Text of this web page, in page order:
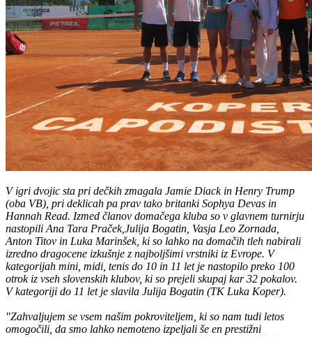
V igri dvojic sta pri dečkih zmagala Jamie Diack in Henry Trump
(oba VB), pri deklicah pa prav tako britanki Sophya Devas in
Hannah Read. Izmed članov domačega kluba so v glavnem turnirju
nastopili Ana Tara Praček,Julija Bogatin, Vasja Leo Zornada,
Anton Titov in Luka Marinšek, ki so lahko na domačih tleh nabirali
izredno dragocene izkušnje z najboljšimi vrstniki iz Evrope. V
kategorijah mini, midi, tenis do 10 in 11 let je nastopilo preko 100
otrok iz vseh slovenskih klubov, ki so prejeli skupaj kar 32 pokalov.
V kategoriji do 11 let je slavila Julija Bogatin (TK Luka Koper).
"Zahvaljujem se vsem našim pokroviteljem, ki so nam tudi letos
omogočili, da smo lahko nemoteno izpeljali še en prestižni